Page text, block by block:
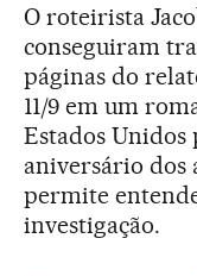
O roteirista
conseguiram
páginas do
11/9 em um
Estados Unidos
aniversário dos
permite
investigação.